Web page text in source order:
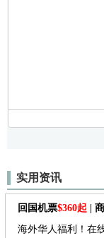
实用资讯
回国机票$360起 |
海外华人福利！在